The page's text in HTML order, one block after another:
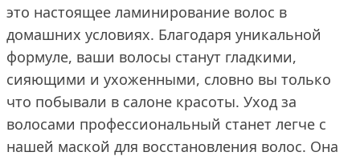
это настоящее ламинирование волос в
домашних условиях. Благодаря уникальной
формуле, ваши волосы станут гладкими,
сияющими и ухоженными, словно вы только
что побывали в салоне красоты. Уход за
волосами профессиональный станет легче с
нашей маской для восстановления волос. Она